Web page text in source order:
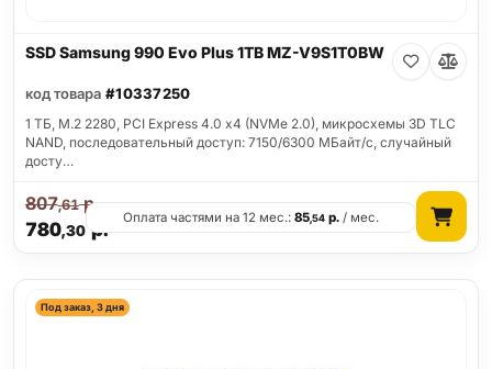
SSD Samsung 990 Evo Plus 1TB MZ-V9S1T0BW
код товара #10337250
1 ТБ, M.2 2280, PCI Express 4.0 x4 (NVMe 2.0), микросхемы 3D TLC
NAND, последовательный доступ: 7150/6300 МБайт/с, случайный
досту…
780,30р.
807,61р.
Оплата частями на 12 мес.:85,54 р. / мес.
Под заказ, 3 дня